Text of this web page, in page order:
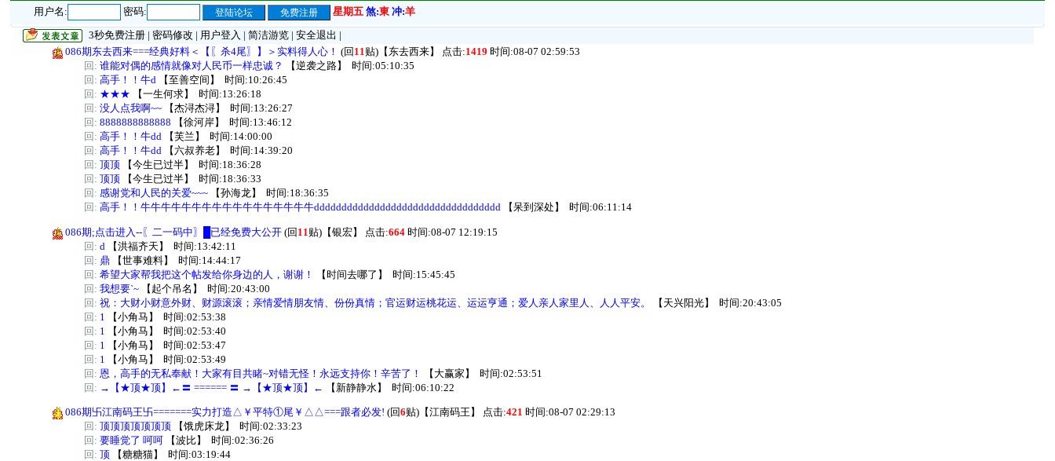
用户名: 密码: 星期五 煞:東 冲:羊
3秒免费注册| 密码修改 | 用户登入 | 简洁游览| 安全退出 |
086期东去西来===经典好料＜【〖杀4尾〗】＞实料得人心！ (回 11贴)【 东去西来】 点击:1419 时间:08-07 02:59:53
回: 谁能对偶的感情就像对人民币一样忠诚？ 【逆袭之路】
时间:05:10:35
回: 高手！！牛d 【至善空间 】
时间:10:26:45
回: ★★★ 【一生何求】
时间:13:26:18
回: 没人点我啊~~ 【杰浔杰浔】
时间:13:26:27
回: 8888888888888 【徐河岸】
时间:13:46:12
回: 高手！！牛dd 【芙兰 】
时间:14:00:00
回: 高手！！牛dd 【六叔养老】
时间:14:39:20
回: 顶顶 【今生已过半】
时间:18:36:28
回: 顶顶 【今生已过半】
时间:18:36:33
回: 感谢党和人民的关爱~~~ 【孙海龙】
时间:18:36:35
回: 高手！！牛牛牛牛牛牛牛牛牛牛牛牛牛牛牛牛牛dddddddddddddddddddddddddddddddddd 【呆到深处 】 时间:06:11:14
086期;点击进入--〖二一码中〗█已经免费大公开(回11 贴)【银宏】 点击:664 时间:08-07 12:19:15
回: d 【洪福齐天】
时间:13:42:11
回: 鼎 【世事难料】
时间:14:44:17
回: 希望大家帮我把这个帖发给你身边的人，谢谢！ 【时间去哪了 】
时间:15:45:45
回: 我想要`~ 【起个吊名 】
时间:20:43:00
回: 祝：大财小财意外财、财源滚滚；亲情爱情朋友情、份份真情；官运财运桃花运、运运亨通；爱人亲人家里人、人人平安。 【天兴阳光】
时间:20:43:05
回: 1 【小角马】
时间:02:53:38
回: 1 【小角马】
时间:02:53:40
回: 1 【小角马】
时间:02:53:47
回: 1 【小角马】
时间:02:53:49
回: 恩，高手的无私奉献！大家有目共睹~对错无怪！永远支持你！辛苦了！ 【大赢家】
时间:02:53:51
回: →【★顶★顶】←〓 ====== 〓 →【★顶★顶】← 【新静静水】 时间:06:10:22
086期卐江南码王卐=======实力打造△￥平特①尾￥△△===跟者必发! (回6贴)【江南码王 】 点击:421 时间:08-07 02:29:13
回: 顶顶顶顶顶顶顶 【饿虎床龙 】
时间:02:33:23
回: 要睡觉了 呵呵 【波比】
时间:02:36:26
回: 顶 【糖糖猫】
时间:03:19:44